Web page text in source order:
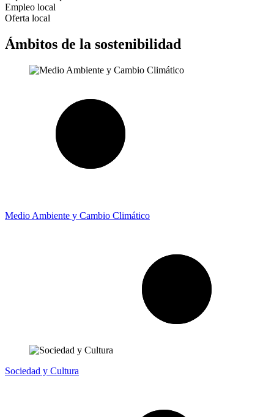
Empleo local
Oferta local
Ámbitos de la sostenibilidad
Medio Ambiente y Cambio Climático
Sociedad y Cultura